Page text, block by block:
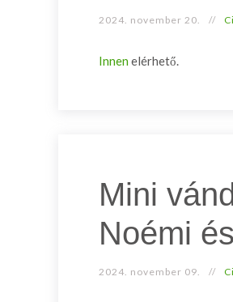
2024. november 20.
Innen elérhető.
Mini
Noémi
2024. november 09.